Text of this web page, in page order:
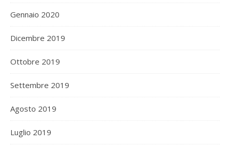
Gennaio 2020
Dicembre 2019
Ottobre 2019
Settembre 2019
Agosto 2019
Luglio 2019